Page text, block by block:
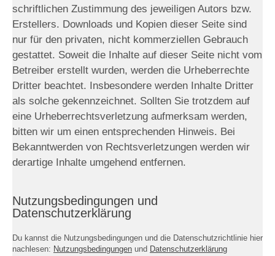
schriftlichen Zustimmung des jeweiligen Autors bzw.
Erstellers. Downloads und Kopien dieser Seite sind
nur für den privaten, nicht kommerziellen Gebrauch
gestattet. Soweit die Inhalte auf dieser Seite nicht vom
Betreiber erstellt wurden, werden die Urheberrechte
Dritter beachtet. Insbesondere werden Inhalte Dritter
als solche gekennzeichnet. Sollten Sie trotzdem auf
eine Urheberrechtsverletzung aufmerksam werden,
bitten wir um einen entsprechenden Hinweis. Bei
Bekanntwerden von Rechtsverletzungen werden wir
derartige Inhalte umgehend entfernen.
Nutzungsbedingungen und
Datenschutzerklärung
Du kannst die Nutzungsbedingungen und die Datenschutzrichtlinie hier
nachlesen: Nutzungsbedingungen und Datenschutzerklärung